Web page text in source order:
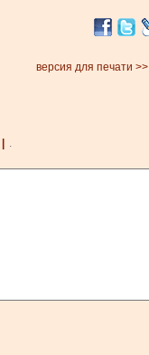
версия для печати >>
.